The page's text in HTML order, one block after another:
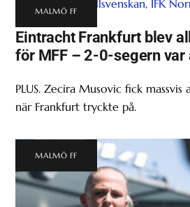
MALMÖ FF
Eintracht Frankfurt blev
för MFF – 2-0-segern
PLUS. Zecira Musovic fick
när Frankfurt tryckte på.
MALMÖ FF